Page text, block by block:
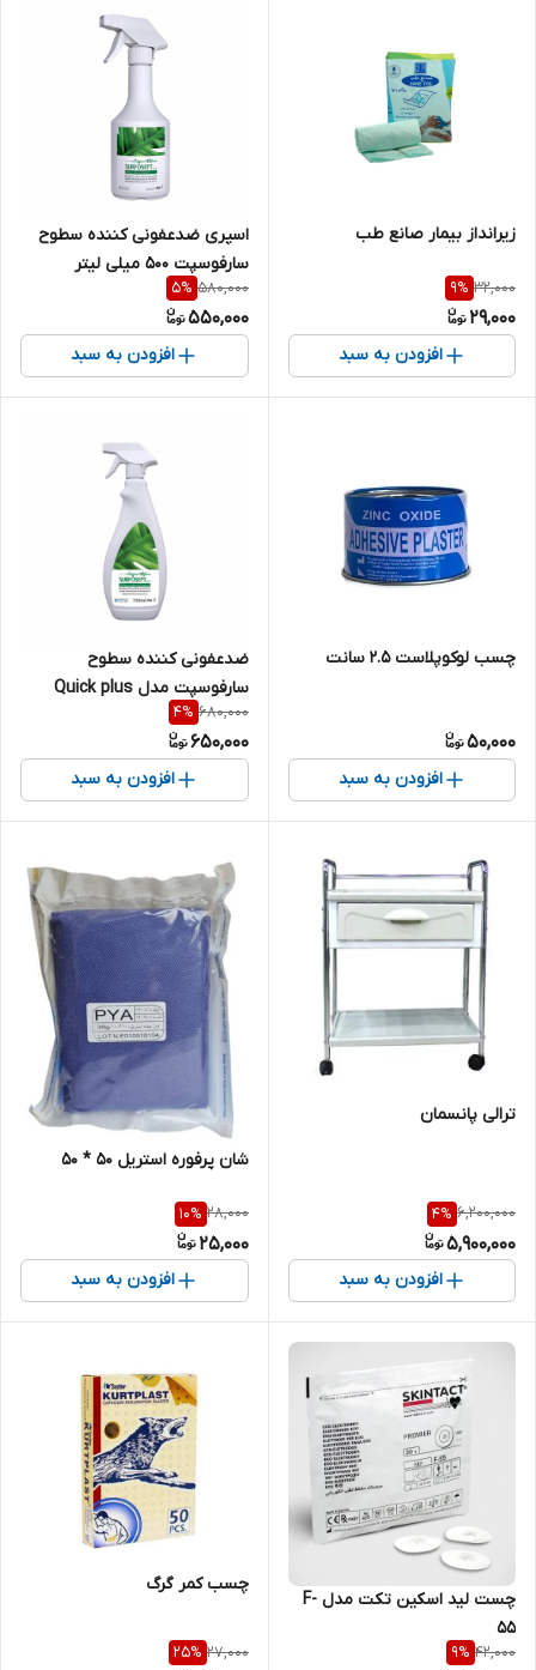
زیرانداز بیمار صانع طب
32,000
9%
29,000
افزودن به سبد
اسپری ضدعفونی کننده سطوح
سارفوسپت 500 میلی لیتر
580,000
5%
550,000
افزودن به سبد
چسب لوکوپلاست 2.5 سانت
50,000
افزودن به سبد
ضدعفونی کننده سطوح
سارفوسپت مدل Quick plus
حجم 750 میلی لیتر
680,000
4%
650,000
افزودن به سبد
ترالی پانسمان
6,200,000
4%
5,900,000
افزودن به سبد
شان پرفوره استریل 50 * 50
28,000
10%
25,000
افزودن به سبد
چست لید اسکین تکت مدل F-
55
42,000
9%
چسب کمر گرگ
27,000
25%